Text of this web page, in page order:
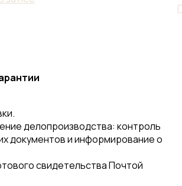
делопроизводства: контроль
документов и информирование о
свидетельства Почтой